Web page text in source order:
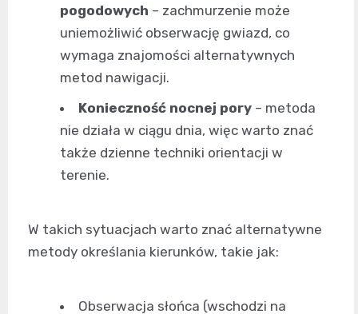
pogodowych – zachmurzenie może
uniemożliwić obserwację gwiazd, co
wymaga znajomości alternatywnych
metod nawigacji.
Konieczność nocnej pory – metoda
nie działa w ciągu dnia, więc warto znać
także dzienne techniki orientacji w
terenie.
W takich sytuacjach warto znać alternatywne
metody określania kierunków, takie jak:
Obserwacja słońca (wschodzi na